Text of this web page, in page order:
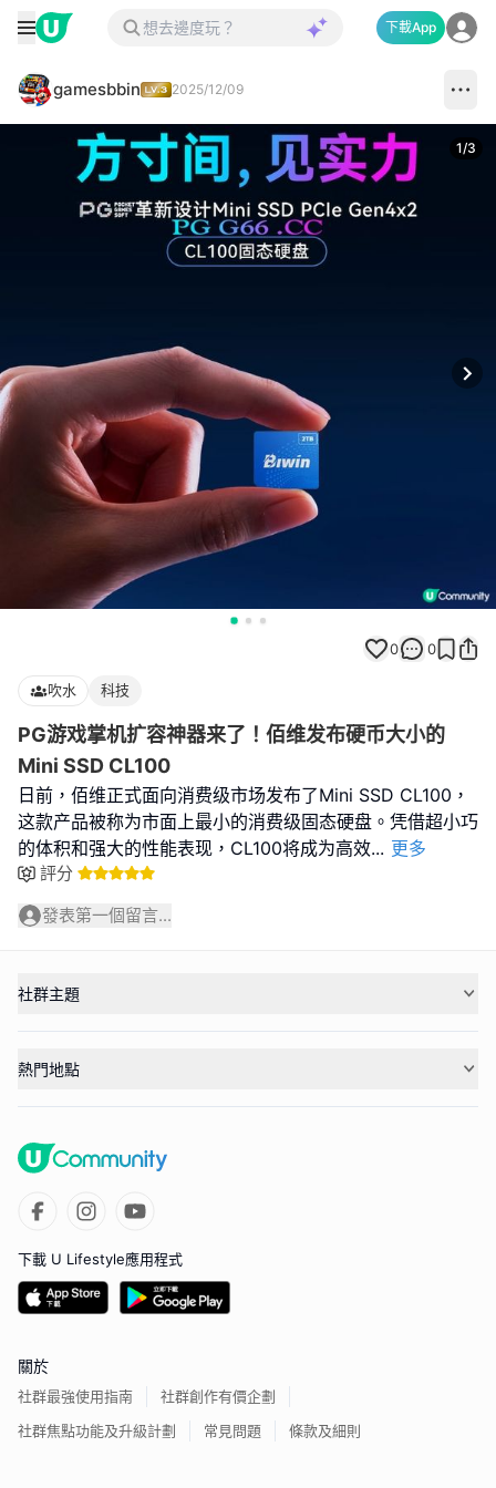
下載App
gamesbbin 2025/12/09
1/3
0 0
吹水 科技
PG游戏掌机扩容神器来了！佰维发布硬币大小的
Mini SSD CL100
日前，佰维正式面向消费级市场发布了Mini SSD CL100，
这款产品被称为市面上最小的消费级固态硬盘。凭借超小巧
的体积和强大的性能表现，CL100将成为高效... 更多
評分
發表第一個留言...
社群主題
熱門地點
下載 U Lifestyle應用程式
關於
社群最強使用指南
社群創作有價企劃
社群焦點功能及升級計劃
常見問題 條款及細則